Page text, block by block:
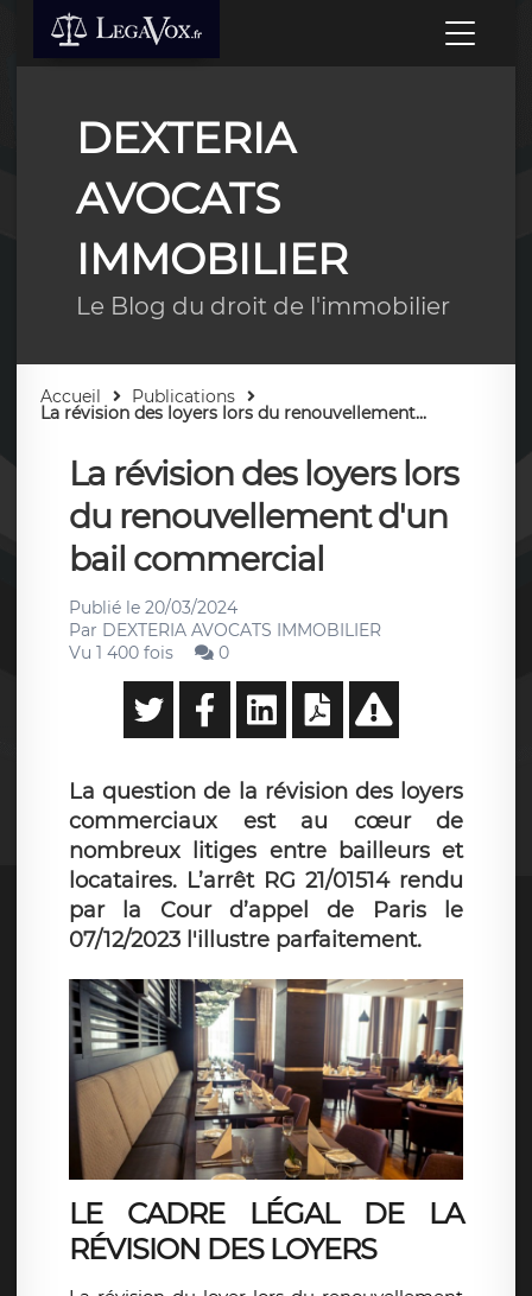
DEXTERIA
AVOCATS
IMMOBILIER
Le Blog du droit de l'immobilier
Accueil Publications
La révision des loyers lors du renouvellement...
La révision des loyers lors
du renouvellement d'un
bail commercial
Publié le 20/03/2024
Par DEXTERIA AVOCATS IMMOBILIER
Vu 1 400 fois
0
La question de la révision des loyers
commerciaux est au cœur de
nombreux litiges entre bailleurs et
locataires. L’arrêt RG 21/01514 rendu
par la Cour d’appel de Paris le
07/12/2023 l'illustre parfaitement.
LE CADRE LÉGAL DE LA
RÉVISION DES LOYERS